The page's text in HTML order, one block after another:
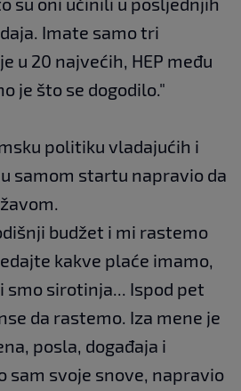
Imate samo tri
u 20 najvećih, HEP među
je što se dogodilo."
politiku vladajućih i
samom startu napravio da
budžet i mi rastemo
kakve plaće imamo,
smo sirotinja... Ispod pet
da rastemo. Iza mene je
posla, događaja i
sam svoje snove, napravio